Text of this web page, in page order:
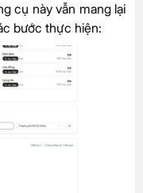
cụ này vẫn mang lại
bước thực hiện: